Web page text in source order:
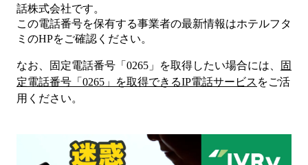
話株式会社です。
この電話番号を保有する事業者の最新情報はホテルフタ
ミ のHPをご確認ください。
なお、固定電話番号「 0265 」を取得したい場合には、
固
定電話番号「 0265 」を取得できるIP電話サービス をご活
用ください。